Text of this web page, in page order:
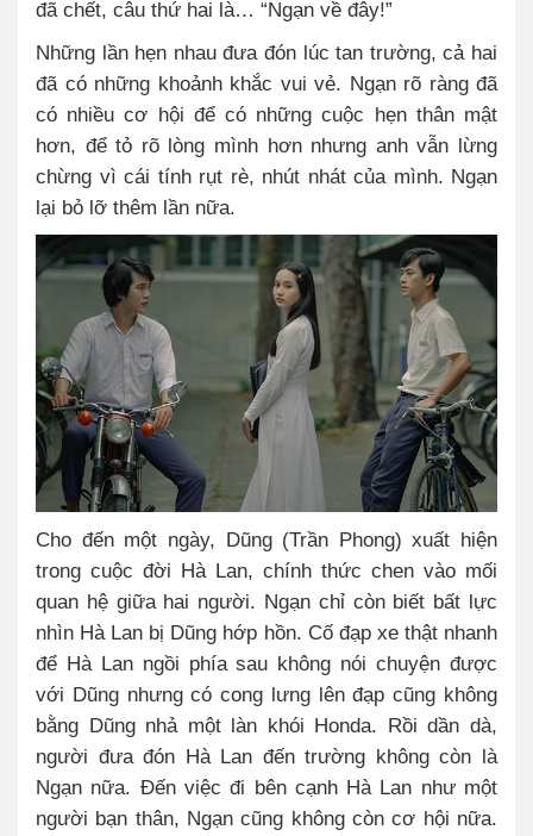
đã chết, câu thứ hai là… “Ngạn về đây!”
Những lần hẹn nhau đưa đón lúc tan trường, cả hai
đã có những khoảnh khắc vui vẻ. Ngạn rõ ràng đã
có nhiều cơ hội để có những cuộc hẹn thân mật
hơn, để tỏ rõ lòng mình hơn nhưng anh vẫn lừng
chừng vì cái tính rụt rè, nhút nhát của mình. Ngạn
lại bỏ lỡ thêm lần nữa.
Cho đến một ngày, Dũng (Trần Phong) xuất hiện
trong cuộc đời Hà Lan, chính thức chen vào mối
quan hệ giữa hai người. Ngạn chỉ còn biết bất lực
nhìn Hà Lan bị Dũng hớp hồn. Cố đạp xe thật nhanh
để Hà Lan ngồi phía sau không nói chuyện được
với Dũng nhưng có cong lưng lên đạp cũng không
bằng Dũng nhả một làn khói Honda. Rồi dần dà,
người đưa đón Hà Lan đến trường không còn là
Ngạn nữa. Đến việc đi bên cạnh Hà Lan như một
người bạn thân, Ngạn cũng không còn cơ hội nữa.